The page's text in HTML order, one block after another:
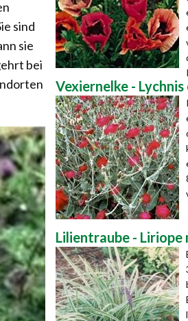
sind
sie
bei
Vexiernelke -
Lilientraube - Liriope